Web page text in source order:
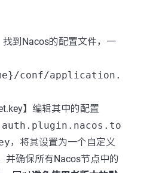
找到Nacos的配置文件，一
conf/application.
】编辑其中的配置
，将其设置为一个自定义
并确保所有Nacos节点中的